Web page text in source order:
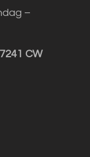
–
CW